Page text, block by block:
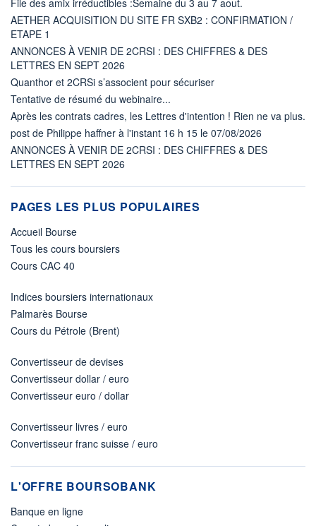
AETHER ACQUISITION DU SITE FR SXB2 : CONFIRMATION /
ETAPE 1
ANNONCES À VENIR DE 2CRSI : DES CHIFFRES & DES
LETTRES EN SEPT 2026
Quanthor et 2CRSi s’associent pour sécuriser
Tentative de résumé du webinaire...
Après les contrats cadres, les Lettres d'intention ! Rien ne va plus.
post de Philippe haffner à l'instant 16 h 15 le 07/08/2026
ANNONCES À VENIR DE 2CRSI : DES CHIFFRES & DES
LETTRES EN SEPT 2026
PAGES LES PLUS POPULAIRES
Accueil Bourse
Tous les cours boursiers
Cours CAC 40
Indices boursiers internationaux
Palmarès Bourse
Cours du Pétrole (Brent)
Convertisseur de devises
Convertisseur dollar / euro
Convertisseur euro / dollar
Convertisseur livres / euro
Convertisseur franc suisse / euro
L'OFFRE BOURSOBANK
Banque en ligne